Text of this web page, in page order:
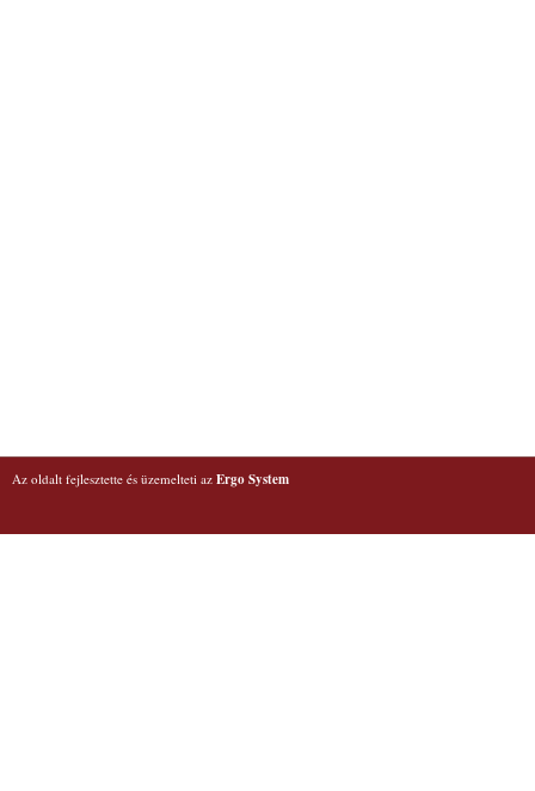
Az oldalt fejlesztette és üzemelteti az Ergo System